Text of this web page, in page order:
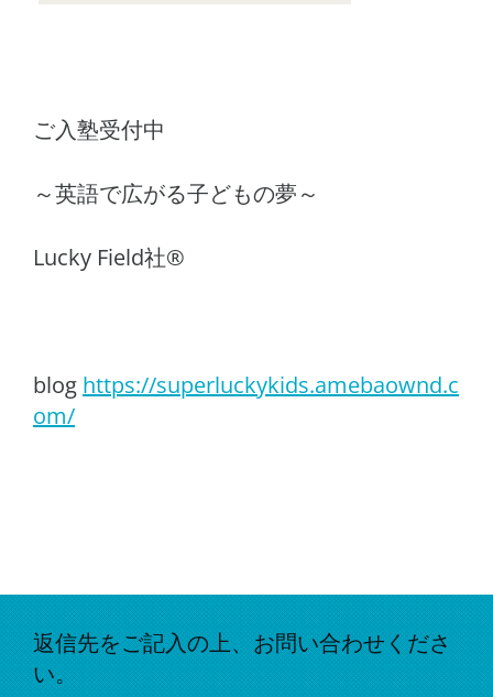
ご入塾受付中
～英語で広がる子どもの夢～
Lucky Field社®
blog https://superluckykids.amebaownd.c
om/
返信先をご記入の上、お問い合わせくださ
い。